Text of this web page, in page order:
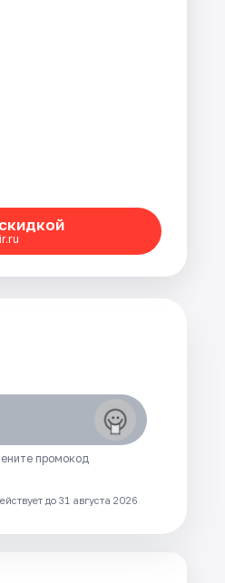
промокод
до 31 августа 2026